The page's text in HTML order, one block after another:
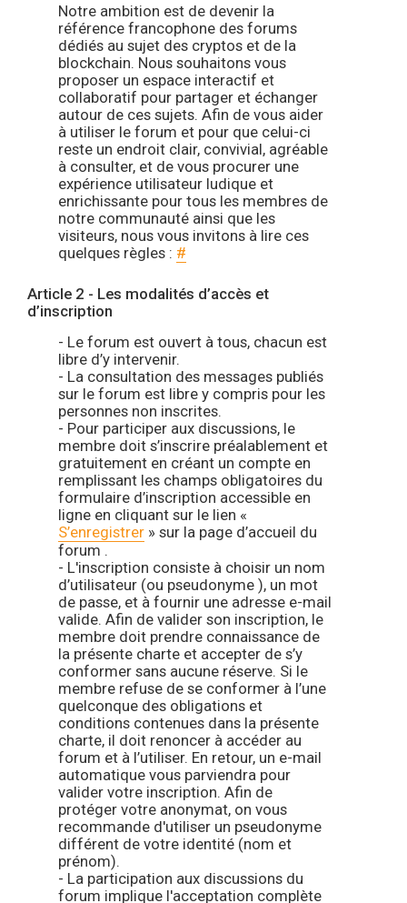
Notre ambition est de devenir la
référence francophone des forums
dédiés au sujet des cryptos et de la
blockchain. Nous souhaitons vous
proposer un espace interactif et
collaboratif pour partager et échanger
autour de ces sujets. Afin de vous aider
à utiliser le forum et pour que celui-ci
reste un endroit clair, convivial, agréable
à consulter, et de vous procurer une
expérience utilisateur ludique et
enrichissante pour tous les membres de
notre communauté ainsi que les
visiteurs, nous vous invitons à lire ces
quelques règles : #
Article 2 - Les modalités d’accès et
d’inscription
- Le forum est ouvert à tous, chacun est
libre d’y intervenir.
- La consultation des messages publiés
sur le forum est libre y compris pour les
personnes non inscrites.
- Pour participer aux discussions, le
membre doit s’inscrire préalablement et
gratuitement en créant un compte en
remplissant les champs obligatoires du
formulaire d’inscription accessible en
ligne en cliquant sur le lien «
S’enregistrer» sur la page d’accueil du
forum .
- L'inscription consiste à choisir un nom
d’utilisateur (ou pseudonyme ), un mot
de passe, et à fournir une adresse e-mail
valide. Afin de valider son inscription, le
membre doit prendre connaissance de
la présente charte et accepter de s’y
conformer sans aucune réserve. Si le
membre refuse de se conformer à l’une
quelconque des obligations et
conditions contenues dans la présente
charte, il doit renoncer à accéder au
forum et à l’utiliser. En retour, un e-mail
automatique vous parviendra pour
valider votre inscription. Afin de
protéger votre anonymat, on vous
recommande d'utiliser un pseudonyme
différent de votre identité (nom et
prénom).
- La participation aux discussions du
forum implique l'acceptation complète